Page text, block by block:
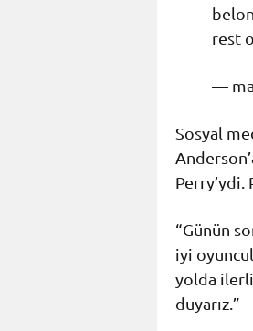
rest
—
Sosyal
Perry’ydi.
“Günün
iyi
yolda
duyarız.”